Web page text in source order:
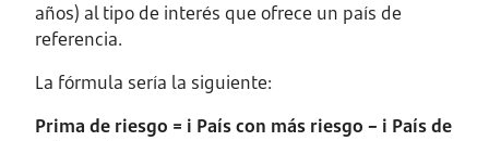
años) al tipo de interés que ofrece un país de
referencia.
La fórmula sería la siguiente:
Prima de riesgo = i País con más riesgo – i País de